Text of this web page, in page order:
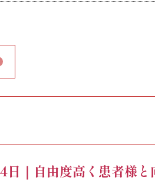
円～
日｜自由度高く患者様と